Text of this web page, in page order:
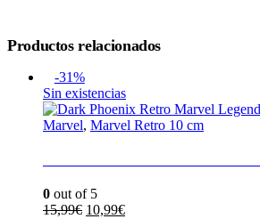
Productos relacionados
-31%
Sin existencias
Marvel, Marvel Retro 10 cm
0 out of 5
15,99€ El
10,99€El